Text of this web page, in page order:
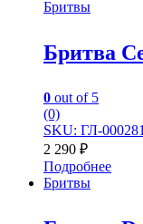
Бритвы
Бритва
0 out of 5
(0)
SKU: ГЛ-
2 290 ₽
Подробнее
Бритвы